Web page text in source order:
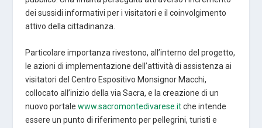
dei sussidi informativi per i visitatori e il coinvolgimento
attivo della cittadinanza.
Particolare importanza rivestono, all’interno del progetto,
le azioni di implementazione dell’attività di assistenza ai
visitatori del Centro Espositivo Monsignor Macchi,
collocato all’inizio della via Sacra, e la creazione di un
nuovo portale www.sacromontedivarese.itche intende
essere un punto di riferimento per pellegrini, turisti e